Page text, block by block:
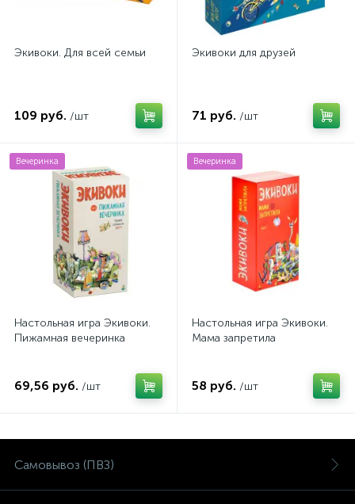
Экивоки. Для всей семьи
109 руб. /шт
Экивоки для друзей
71 руб. /шт
Вечеринка
Настольная игра Экивоки.
Пижамная вечеринка
69,56 руб. /шт
Вечеринка
Настольная игра Экивоки.
Мама запретила
58 руб. /шт
Самовывоз (ПВЗ)